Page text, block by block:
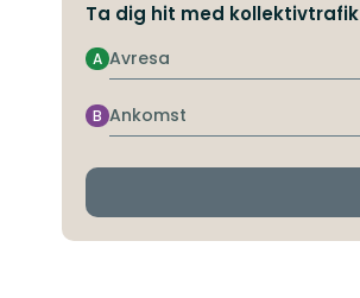
Ta dig hit med kollektivtrafik
Avresa
A
Ankomst
B